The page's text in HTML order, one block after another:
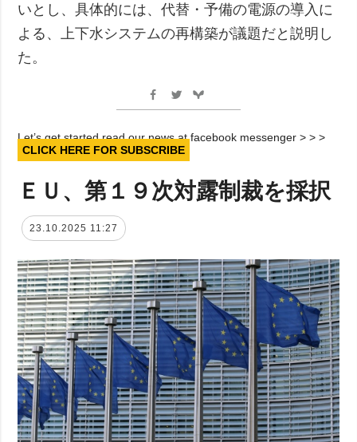
いとし、具体的には、代替・予備の電源の導入に
よる、上下水システムの再構築が議題だと説明し
た。
Let’s get started read our news at facebook messenger > > >
CLICK HERE FOR SUBSCRIBE
ＥＵ、第１９次対露制裁を採択
23.10.2025 11:27